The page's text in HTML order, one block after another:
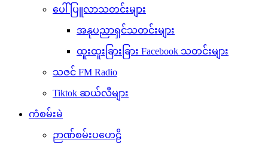
ပေါ်ပြူလာသတင်းများ
အနုပညာရှင်သတင်းများ
ထူးထူးခြားခြား Facebook သတင်းများ
သဇင် FM Radio
Tiktok ဆယ်လီများ
ကံစမ်းမဲ
ဉာဏ်စမ်းပဟေဠိ